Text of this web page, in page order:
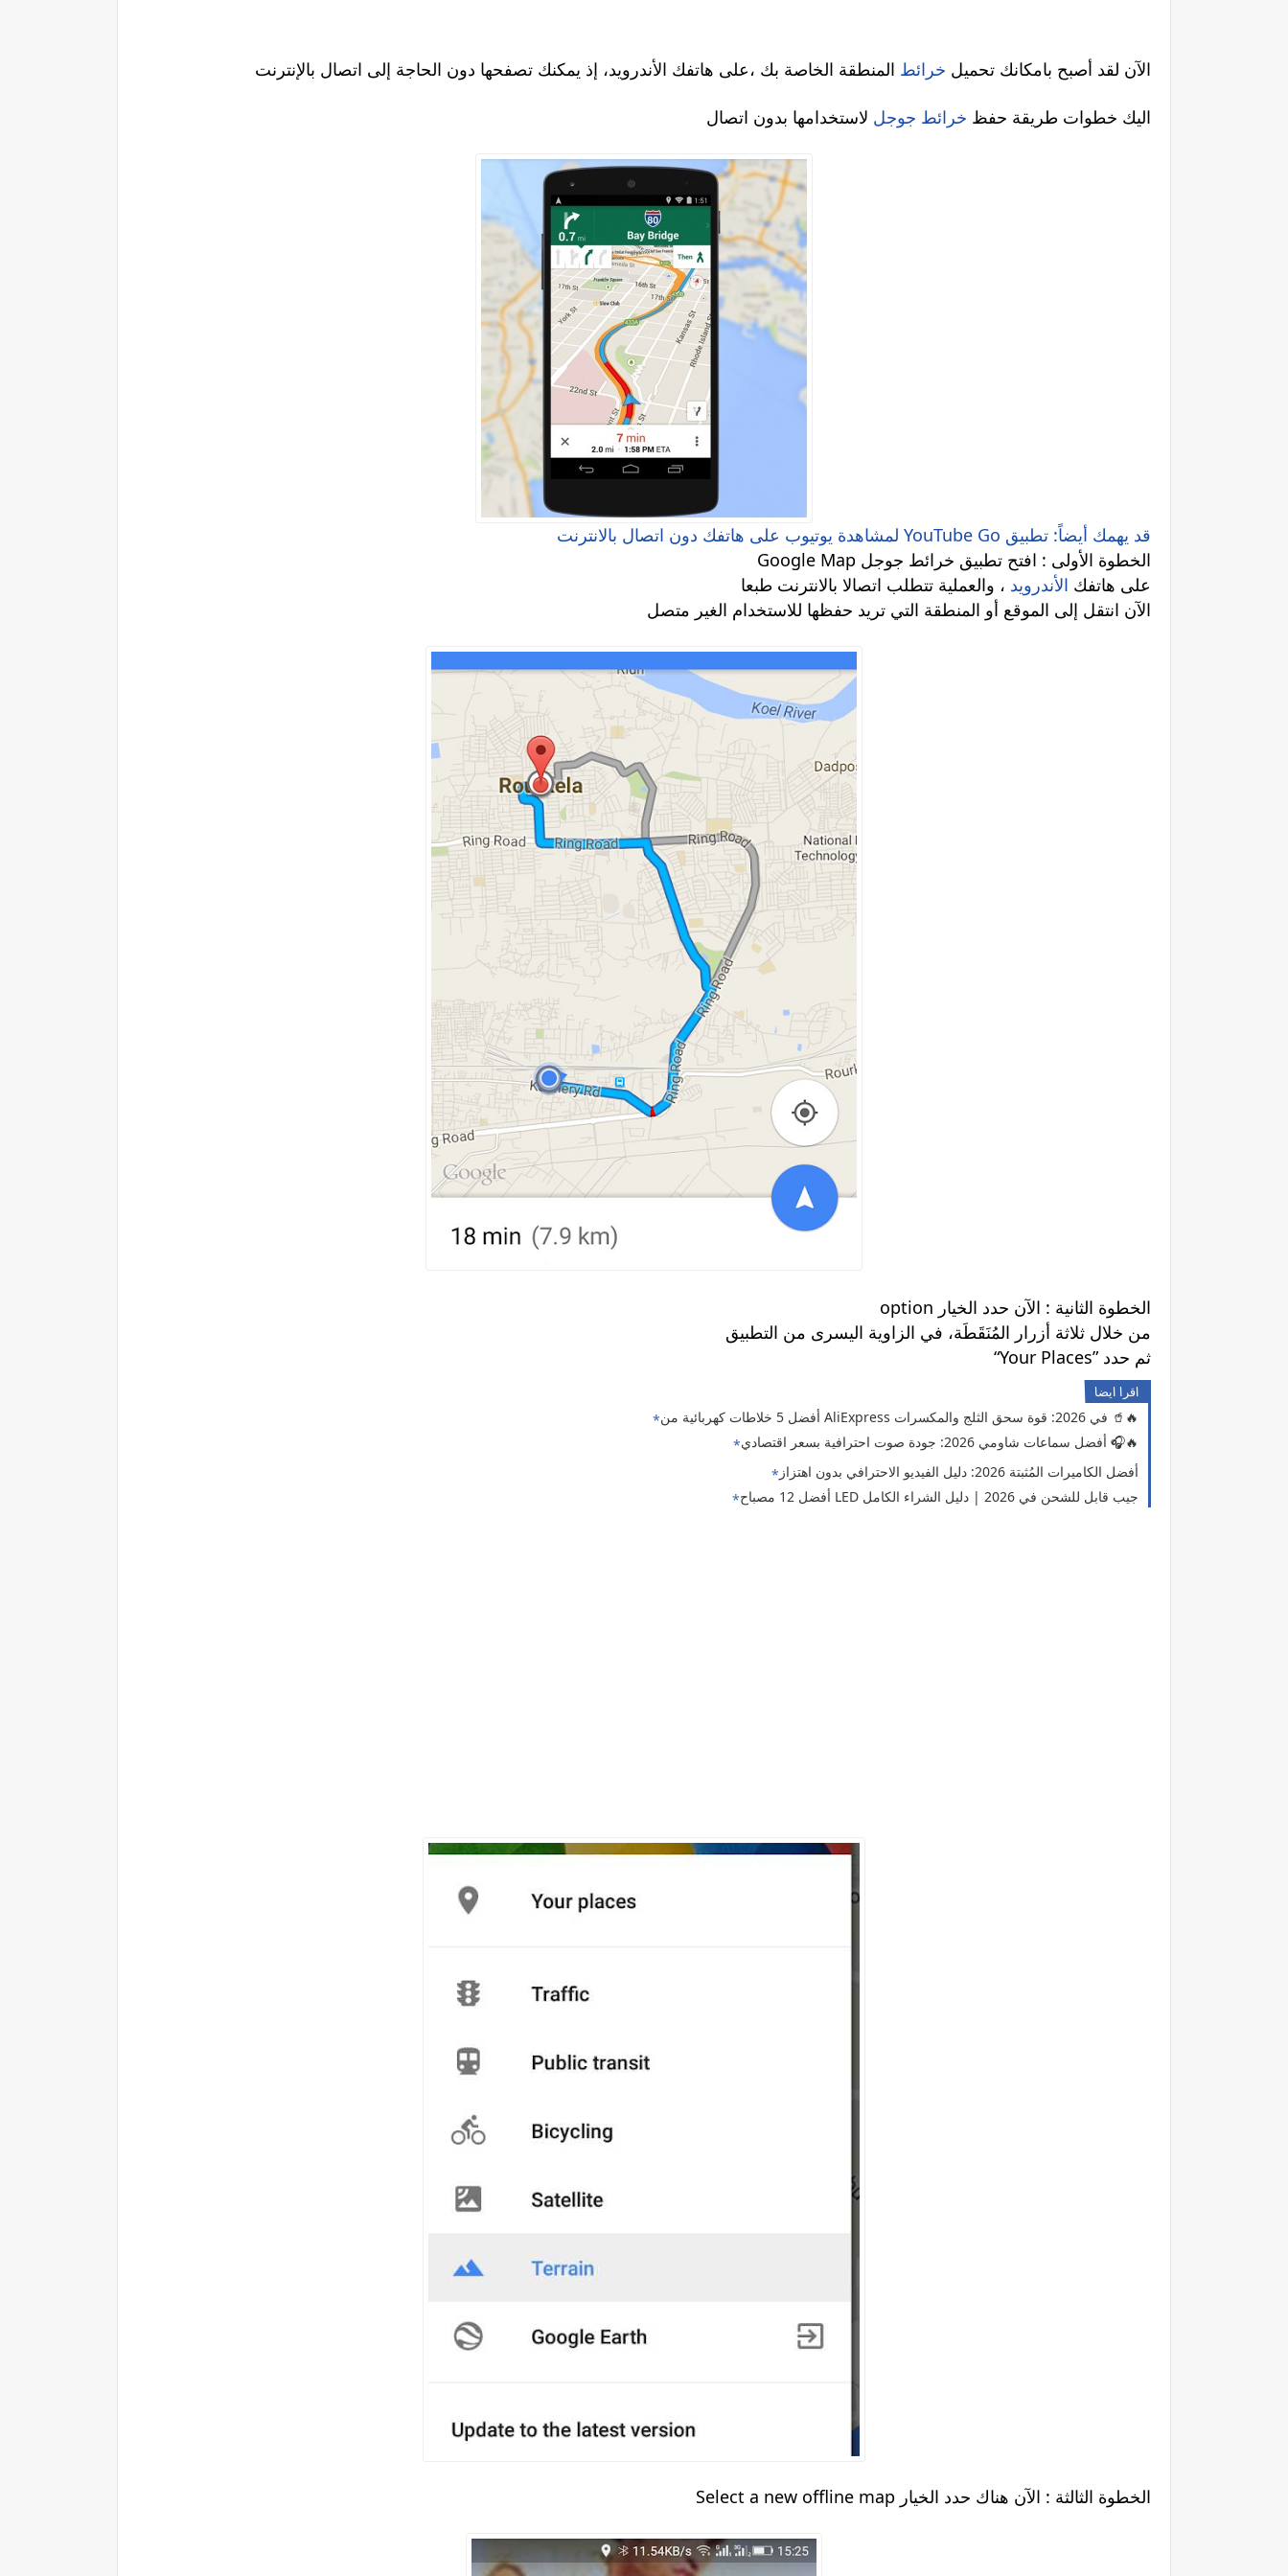
الآن لقد أصبح بامكانك تحميل خرائط المنطقة الخاصة بك ،على هاتفك الأندرويد، إذ يمكنك تصفحها دون الحاجة إلى اتصال بالإنترنت
اليك خطوات طريقة حفظ خرائط جوجل لاستخدامها بدون اتصال
لمشاهدة يوتيوب على هاتفك دون اتصال بالانترنت YouTube Go قد يهمك أيضاً: تطبيق
Google Map الخطوة الأولى : افتح تطبيق خرائط جوجل
على هاتفك الأندرويد ، والعملية تتطلب اتصالا بالانترنت طبعا
الآن انتقل إلى الموقع أو المنطقة التي تريد حفظها للاستخدام الغير متصل
option الخطوة الثانية : الآن حدد الخيار
من خلال ثلاثة أزرار المُنَقَطَة، في الزاوية اليسرى من التطبيق
“Your Places” ثم حدد
اقرا ايضا
أفضل 5 خلاطات كهربائية من AliExpress في 2026: قوة سحق الثلج والمكسرات 🥤🔥
أفضل سماعات شاومي 2026: جودة صوت احترافية بسعر اقتصادي 🎧🔥
أفضل الكاميرات المُثبتة 2026: دليل الفيديو الاحترافي بدون اهتزاز
أفضل 12 مصباح LED جيب قابل للشحن في 2026 | دليل الشراء الكامل
Select a new offline map الخطوة الثالثة : الآن هناك حدد الخيار